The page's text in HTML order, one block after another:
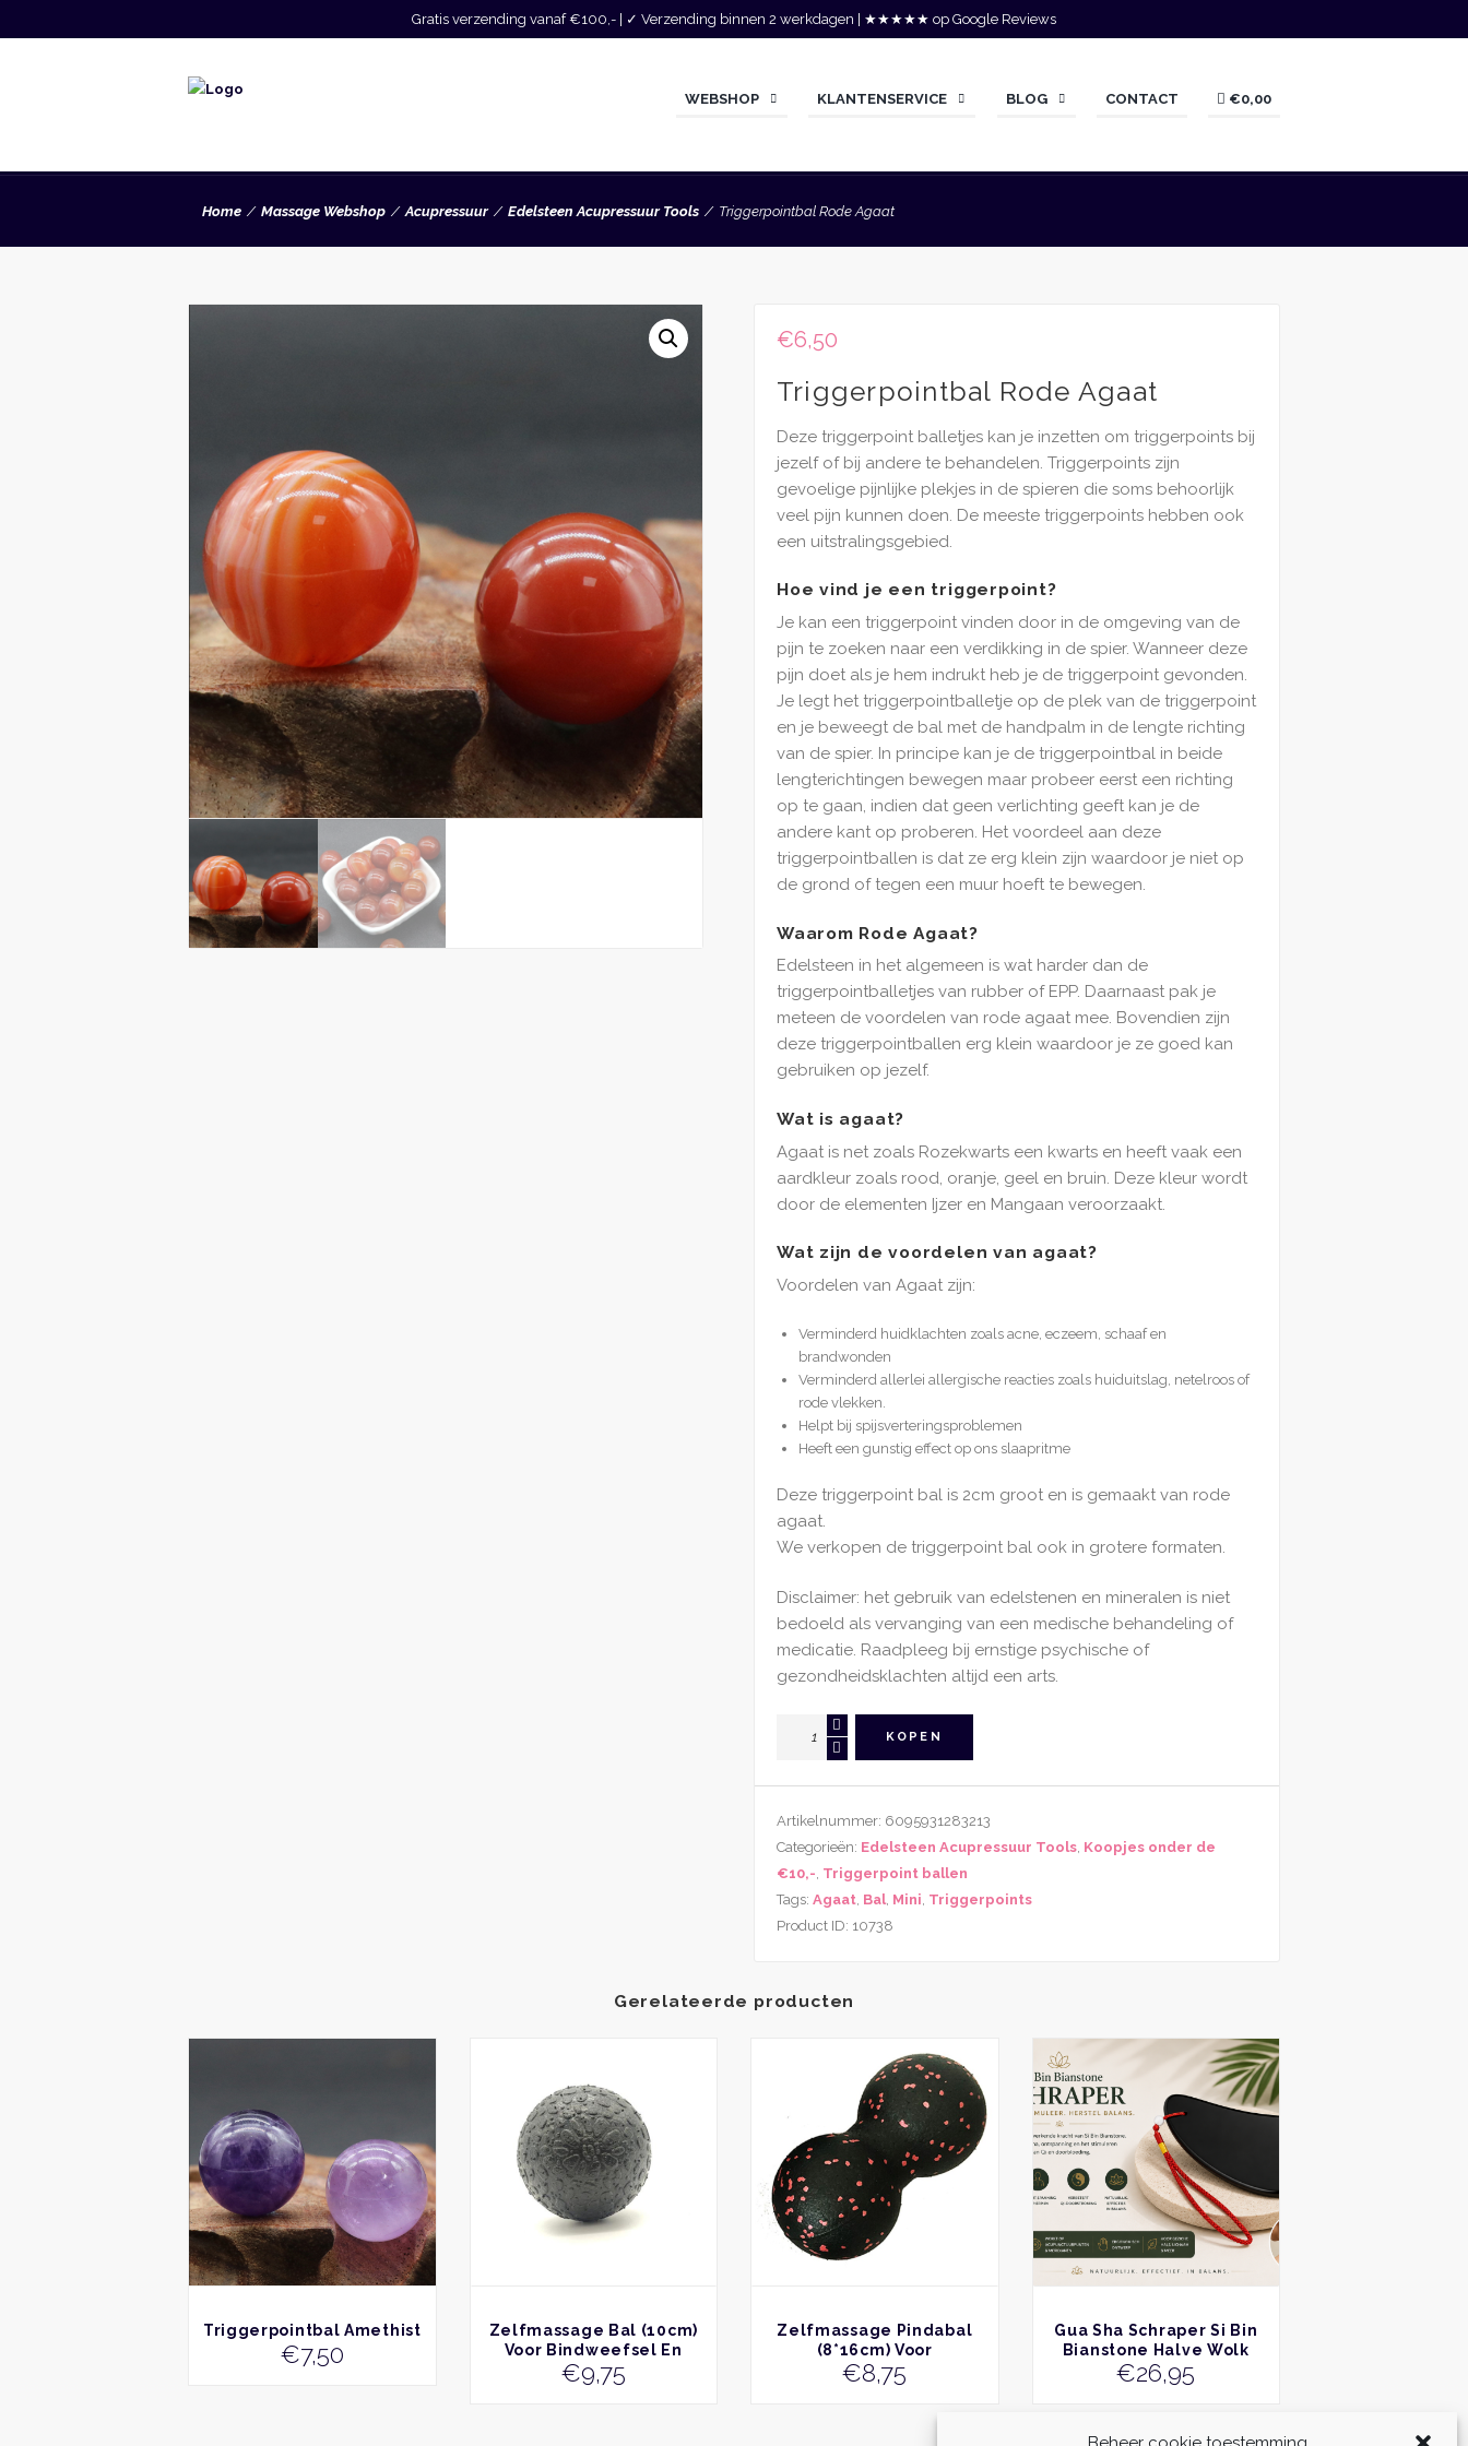
Gratis verzending vanaf €100,- | ✓ Verzending binnen 2 werkdagen | ★★★★★ op Google Reviews
WEBSHOP KLANTENSERVICE BLOG CONTACT €0,00
Home Massage Webshop Acupressuur Edelsteen Acupressuur Tools Triggerpointbal Rode Agaat
€6,50
Triggerpointbal Rode Agaat
Deze triggerpoint balletjes kan je inzetten om triggerpoints bij
jezelf of bij andere te behandelen. Triggerpoints zijn
gevoelige pijnlijke plekjes in de spieren die soms behoorlijk
veel pijn kunnen doen. De meeste triggerpoints hebben ook
een uitstralingsgebied.
Hoe vind je een triggerpoint?
Je kan een triggerpoint vinden door in de omgeving van de
pijn te zoeken naar een verdikking in de spier. Wanneer deze
pijn doet als je hem indrukt heb je de triggerpoint gevonden.
Je legt het triggerpointballetje op de plek van de triggerpoint
en je beweegt de bal met de handpalm in de lengte richting
van de spier. In principe kan je de triggerpointbal in beide
lengterichtingen bewegen maar probeer eerst een richting
op te gaan, indien dat geen verlichting geeft kan je de
andere kant op proberen. Het voordeel aan deze
triggerpointballen is dat ze erg klein zijn waardoor je niet op
de grond of tegen een muur hoeft te bewegen.
Waarom Rode Agaat?
Edelsteen in het algemeen is wat harder dan de
triggerpointballetjes van rubber of EPP. Daarnaast pak je
meteen de voordelen van rode agaat mee. Bovendien zijn
deze triggerpointballen erg klein waardoor je ze goed kan
gebruiken op jezelf.
Wat is agaat?
Agaat is net zoals Rozekwarts een kwarts en heeft vaak een
aardkleur zoals rood, oranje, geel en bruin. Deze kleur wordt
door de elementen Ijzer en Mangaan veroorzaakt.
Wat zijn de voordelen van agaat?
Voordelen van Agaat zijn:
Verminderd huidklachten zoals acne, eczeem, schaaf en
brandwonden
Verminderd allerlei allergische reacties zoals huiduitslag, netelroos of
rode vlekken.
Helpt bij spijsverteringsproblemen
Heeft een gunstig effect op ons slaapritme
Deze triggerpoint bal is 2cm groot en is gemaakt van rode
agaat.
We verkopen de triggerpoint bal ook in grotere formaten.
Disclaimer: het gebruik van edelstenen en mineralen is niet
bedoeld als vervanging van een medische behandeling of
medicatie. Raadpleeg bij ernstige psychische of
gezondheidsklachten altijd een arts.
Triggerpointbal
KOPEN
Artikelnummer: 6095931283213
Categorieën: Edelsteen Acupressuur Tools Koopjes onder de
€10,- Triggerpoint ballen
Tags: Agaat Bal, Mini Triggerpoints
Product ID: 10738
Gerelateerde producten
BEKIJK
Triggerpointbal Amethist
€7,50
BEKIJK
Zelfmassage Bal (10cm)
Voor Bindweefsel En
Triggerpoints
€9,75
BEKIJK
Zelfmassage Pindabal
(8*16cm) Voor
Bindweefsel En
Triggerpoints
€8,75
BEKIJK
Gua Sha Schraper Si Bin
Bianstone Halve Wolk
€26,95